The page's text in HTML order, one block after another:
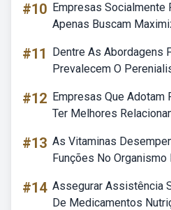
#10 Empresas Socialmente
Apenas Buscam
#11
Dentre As Abordagens
Prevalecem O
#12 Empresas Que Adotam
Ter Melhores
#13 As Vitaminas
Funções No Organismo
#14 Assegurar Assistência
De Medicamentos